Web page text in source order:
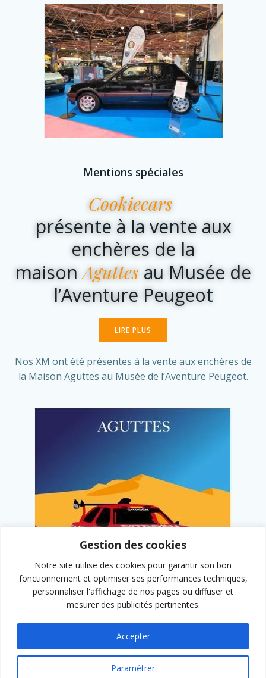
Gestion des cookies
Notre site utilise des cookies pour garantir son bon
fonctionnement et optimiser ses performances techniques,
personnaliser l'affichage de nos pages ou diffuser et
mesurer des publicités pertinentes.
Paramétrer
Accepter
Mentions spéciales
Cookiecars
présente à la vente aux
enchères de la
maisonAguttes au Musée de
l’Aventure Peugeot
LIRE PLUS
Nos XM ont été présentes à la vente aux enchères de
la Maison Aguttes au Musée de l’Aventure Peugeot.